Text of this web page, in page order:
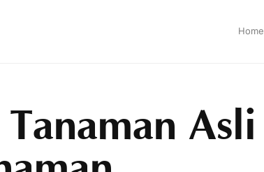
Home
Asli